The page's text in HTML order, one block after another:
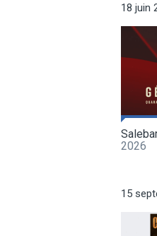
18 juin
2026
15